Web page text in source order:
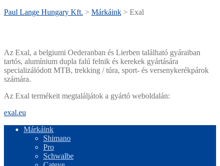
Paul Lange Hungary Kft. > Márkáink > Exal
Az Exal, a belgiumi Oederanban és Lierben található gyáraiban
tartós, alumínium dupla falú felnik és kerekek gyártására
specializálódott MTB, trekking / túra, sport- és versenykerékpárok
számára.
Az Exal termékeit megtaláljátok a gyártó weboldalán:
exal.eu
Márkáink
Shimano
Pro
Schwalbe